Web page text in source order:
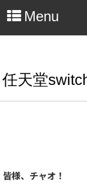
Menu
任天堂
皆様、チャオ！